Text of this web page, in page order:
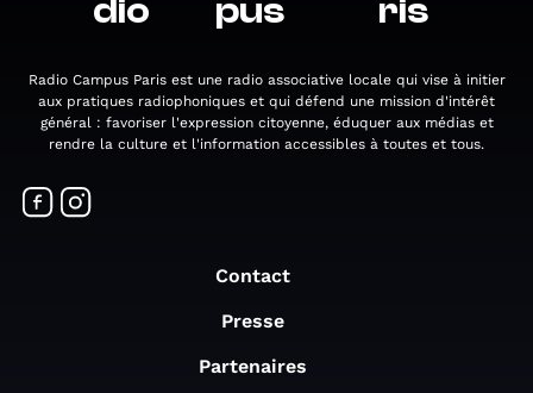
dio pus ris
Radio Campus Paris est une radio associative locale qui vise à initier
aux pratiques radiophoniques et qui défend une mission d'intérêt
général : favoriser l'expression citoyenne, éduquer aux médias et
rendre la culture et l'information accessibles à toutes et tous.
Contact
Presse
Partenaires